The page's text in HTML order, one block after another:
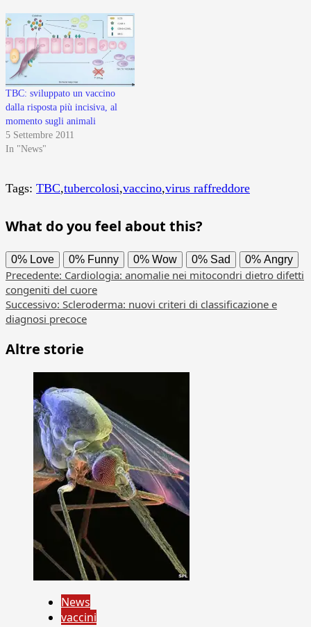
TBC: sviluppato un vaccino
dalla risposta più incisiva, al
momento sugli animali
5 Settembre 2011
In "News"
Tags: TBC,tubercolosi,vaccino,virus raffreddore
What do you feel about this?
0% Love 0% Funny 0% Wow 0% Sad 0% Angry
Navigazione
articolo
Precedente: Cardiologia: anomalie nei mitocondri dietro difetti
congeniti del cuore
Successivo: Scleroderma: nuovi criteri di classificazione e
diagnosi precoce
Altre storie
News
vaccini